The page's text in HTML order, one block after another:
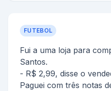
10 g...
FUTEBOL
Fui a uma loja para
Santos.
- R$ 2,99, disse o
Paguei com três notas